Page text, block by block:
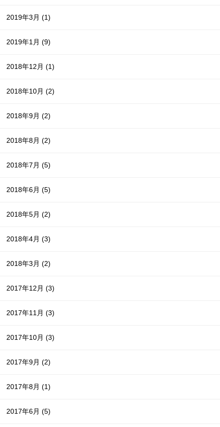
2019年3月(1)
2019年1月(9)
2018年12月(1)
2018年10月(2)
2018年9月(2)
2018年8月(2)
2018年7月(5)
2018年6月(5)
2018年5月(2)
2018年4月(3)
2018年3月(2)
2017年12月(3)
2017年11月(3)
2017年10月(3)
2017年9月(2)
2017年8月(1)
2017年6月(5)